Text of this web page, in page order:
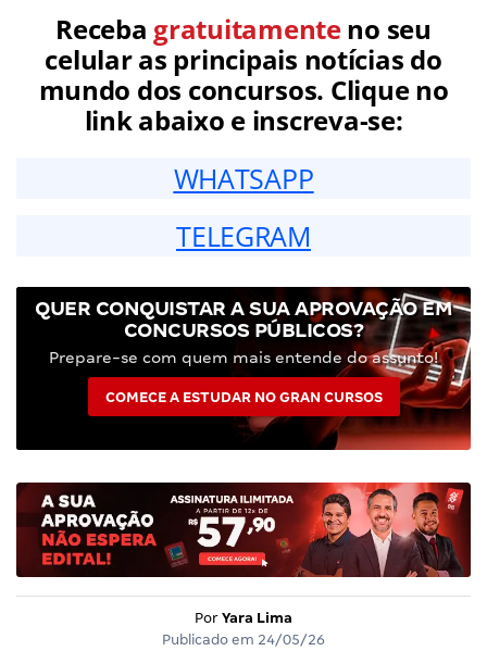
Receba gratuitamenteno seu
celular as principais notícias do
mundo dos concursos. Clique no
link abaixo e inscreva-se:
WHATSAPP
TELEGRAM
QUER CONQUISTAR A SUA APROVAÇÃO EM
CONCURSOS PÚBLICOS?
Prepare-se com quem mais entende do assunto!
COMECE A ESTUDAR NO GRAN CURSOS
Por Yara Lima
Publicado em 24/05/26